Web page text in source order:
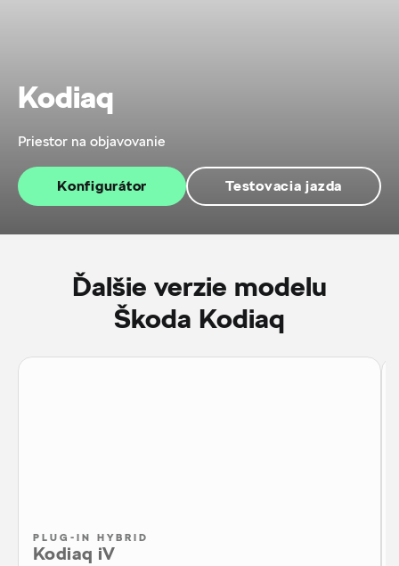
Kodiaq
Priestor na objavovanie
Konfigurátor Testovacia jazda
Ďalšie verzie modelu
Škoda Kodiaq
PLUG-IN HYBRID
Kodiaq iV